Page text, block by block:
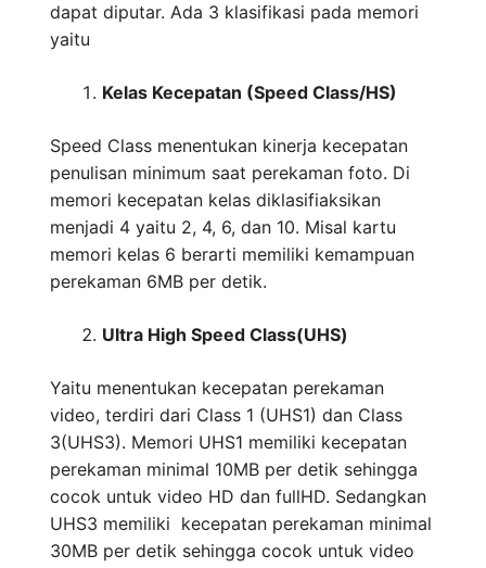
dapat diputar. Ada 3 klasifikasi pada memori
yaitu
Kelas Kecepatan (Speed Class/HS)
Speed Class menentukan kinerja kecepatan
penulisan minimum saat perekaman foto. Di
memori kecepatan kelas diklasifiaksikan
menjadi 4 yaitu 2, 4, 6, dan 10. Misal kartu
memori kelas 6 berarti memiliki kemampuan
perekaman 6MB per detik.
Ultra High Speed Class(UHS)
Yaitu menentukan kecepatan perekaman
video, terdiri dari Class 1 (UHS1) dan Class
3(UHS3). Memori UHS1 memiliki kecepatan
perekaman minimal 10MB per detik sehingga
cocok untuk video HD dan fullHD. Sedangkan
UHS3 memiliki kecepatan perekaman minimal
30MB per detik sehingga cocok untuk video